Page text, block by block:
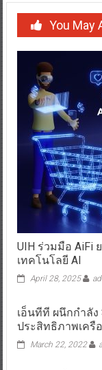
You May
UIH ร่วมมือ AiFi
เทคโนโลยี AI
April 28, 2025
เอ็นทีที ผนึกกำลัง
ประสิทธิภาพเครื
March 22, 2022